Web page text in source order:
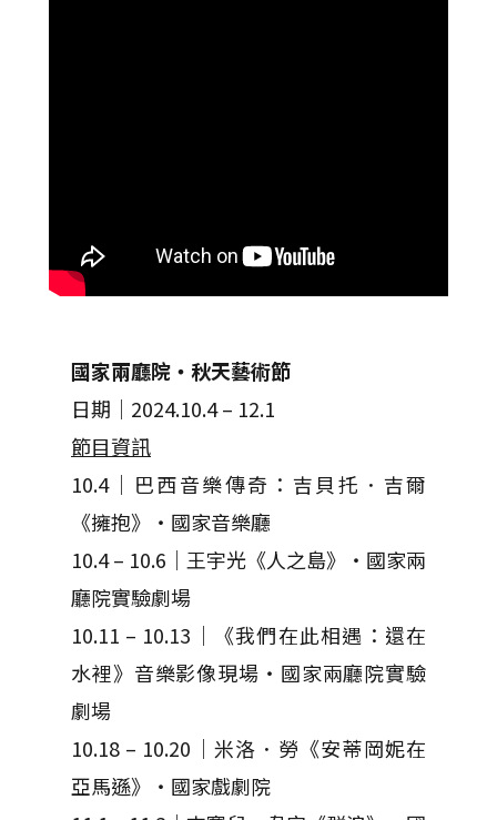
國家兩廳院・秋天藝術節
日期｜2024.10.4 – 12.1
節目資訊
10.4｜巴西音樂傳奇：吉貝托．吉爾
《擁抱》・國家音樂廳
10.4 – 10.6｜王宇光《人之島》・國家兩
廳院實驗劇場
10.11 – 10.13｜《我們在此相遇：還在
水裡》音樂影像現場・國家兩廳院實驗
劇場
10.18 – 10.20｜米洛．勞《安蒂岡妮在
亞馬遜》・國家戲劇院